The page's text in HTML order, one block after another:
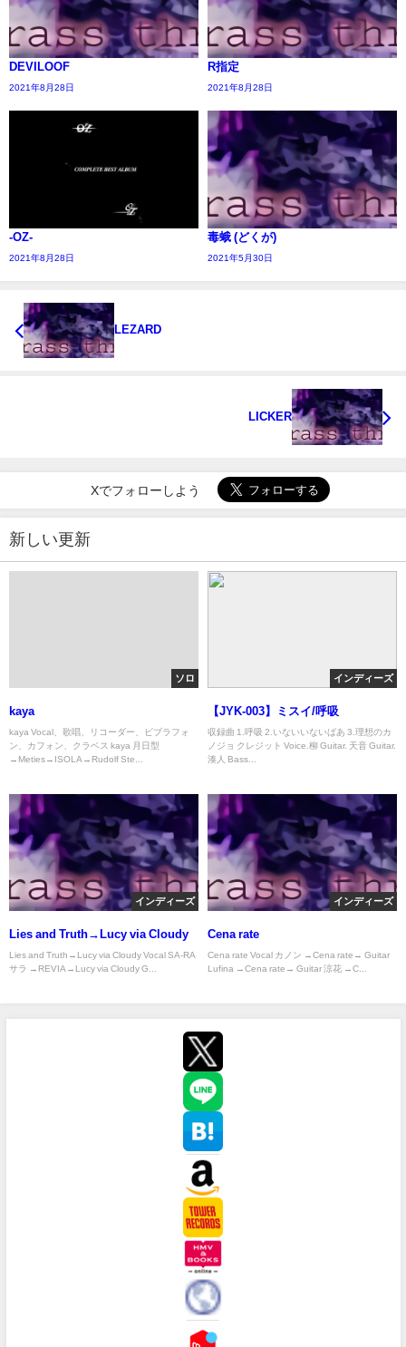
DEVILOOF
2021年8月28日
R指定
2021年8月28日
-OZ-
2021年8月28日
毒蛾 (どくが)
2021年5月30日
LEZARD
LICKER
Xでフォローしよう
新しい更新
ソロ
kaya
kaya Vocal、歌唱、リコーダー、ビブラフォ
ン、カフォン、クラベス kaya 月日型
→Meties→ISOLA→Rudolf Ste...
インディーズ
【JYK-003】ミスイ/呼吸
収録曲 1.呼吸 2.いないいないばあ 3.理想のカ
ノジョ クレジット Voice.柳 Guitar. 天音 Guitar.
湊人 Bass...
インディーズ
Lies and Truth→Lucy via Cloudy
Lies and Truth→Lucy via Cloudy Vocal SA-RA
サラ →REVIA→Lucy via Cloudy G...
インディーズ
Cena rate
Cena rate Vocal カノン →Cena rate→ Guitar
Lufina →Cena rate→ Guitar 涼花 →C...